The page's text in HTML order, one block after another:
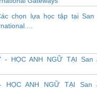
chọn lựa học tập tại San
...
HỌC ANH NGỮ TẠI San